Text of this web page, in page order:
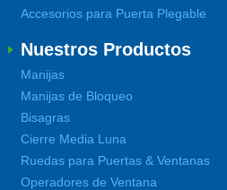
Accesorios para Puerta Plegable
Nuestros Productos
Manijas
Manijas de Bloqueo
Bisagras
Cierre Media Luna
Ruedas para Puertas & Ventanas
Operadores de Ventana